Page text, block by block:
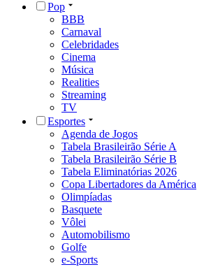
Pop
BBB
Carnaval
Celebridades
Cinema
Música
Realities
Streaming
TV
Esportes
Agenda de Jogos
Tabela Brasileirão Série A
Tabela Brasileirão Série B
Tabela Eliminatórias 2026
Copa Libertadores da América
Olimpíadas
Basquete
Vôlei
Automobilismo
Golfe
e-Sports